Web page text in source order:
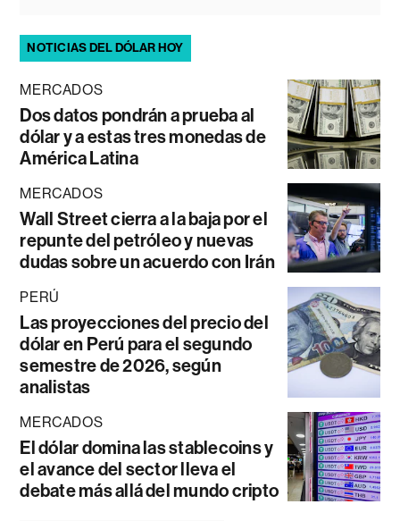
NOTICIAS DEL DÓLAR HOY
MERCADOS
Dos datos pondrán a prueba al
dólar y a estas tres monedas de
América Latina
MERCADOS
Wall Street cierra a la baja por el
repunte del petróleo y nuevas
dudas sobre un acuerdo con Irán
PERÚ
Las proyecciones del precio del
dólar en Perú para el segundo
semestre de 2026, según
analistas
MERCADOS
El dólar domina las stablecoins y
el avance del sector lleva el
debate más allá del mundo cripto